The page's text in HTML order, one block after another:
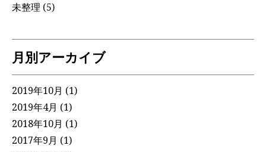
未整理 (5)
月別アーカイブ
2019年10月 (1)
2019年4月 (1)
2018年10月 (1)
2017年9月 (1)